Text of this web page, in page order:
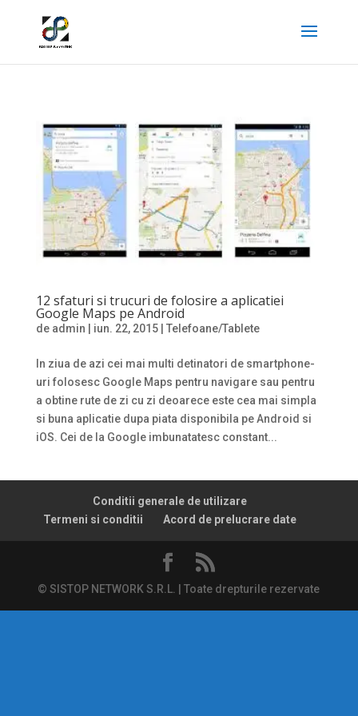
12 sfaturi si trucuri de folosire a aplicatiei
Google Maps pe Android
de admin iun. 22, 2015| Telefoane/Tablete
In ziua de azi cei mai multi detinatori de smartphone-
uri folosesc Google Maps pentru navigare sau pentru
a obtine rute de zi cu zi deoarece este cea mai simpla
si buna aplicatie dupa piata disponibila pe Android si
iOS. Cei de la Google imbunatatesc constant...
Conditii generale de utilizare
Termeni si conditii
Acord de prelucrare date
© SISTOP NETWORK S.R.L. | Toate drepturile rezervate